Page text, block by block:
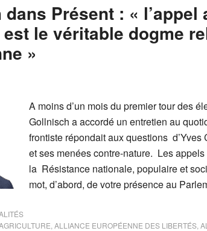
Présent : « l’appel
le véritable dogme
»
A moins d’un mois du premier tour des
Gollnisch a accordé un entretien au
frontiste répondait aux questions
et ses menées contre-nature. Les
la Résistance nationale, populaire et
mot, d’abord, de votre présence au
ALLIANCE EUROPÉENNE DES LIBERTÉS